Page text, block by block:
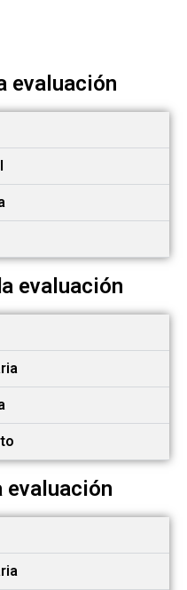
evaluación
evaluación
evaluación